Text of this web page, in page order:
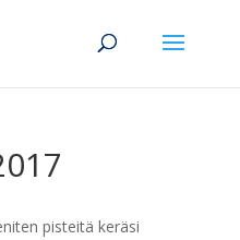
pisteitä keräsi